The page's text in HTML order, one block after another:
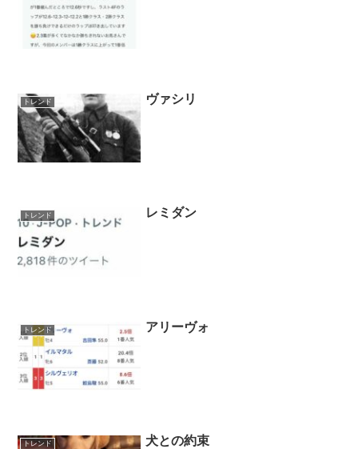
トレンド ヴァシリ
トレンド レミダン
トレンド アリーヴォ
トレンド 犬との約束